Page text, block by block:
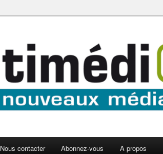
Nous contacter Abonnez-vous A propos